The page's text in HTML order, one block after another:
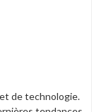
de technologie.